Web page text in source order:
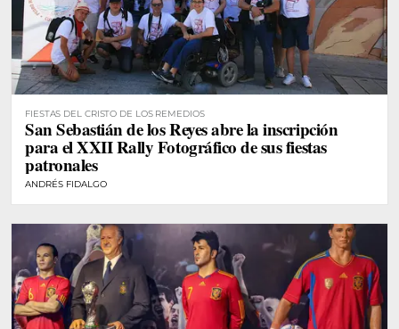
FIESTAS DEL CRISTO DE LOS REMEDIOS
San Sebastián de los Reyes abre la inscripción
para el XXII Rally Fotográfico de sus fiestas
patronales
ANDRÉS FIDALGO